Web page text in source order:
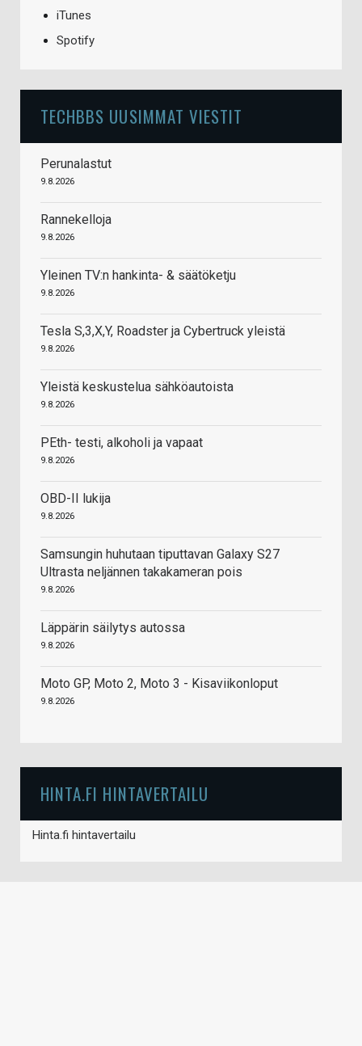
iTunes
Spotify
TECHBBS UUSIMMAT VIESTIT
Perunalastut
9.8.2026
Rannekelloja
9.8.2026
Yleinen TV:n hankinta- & säätöketju
9.8.2026
Tesla S,3,X,Y, Roadster ja Cybertruck yleistä
9.8.2026
Yleistä keskustelua sähköautoista
9.8.2026
PEth- testi, alkoholi ja vapaat
9.8.2026
OBD-II lukija
9.8.2026
Samsungin huhutaan tiputtavan Galaxy S27
Ultrasta neljännen takakameran pois
9.8.2026
Läppärin säilytys autossa
9.8.2026
Moto GP, Moto 2, Moto 3 - Kisaviikonloput
9.8.2026
HINTA.FI HINTAVERTAILU
Hinta.fi hintavertailu